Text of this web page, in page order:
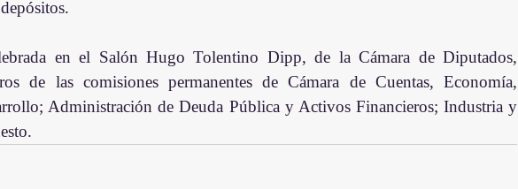
en el Salón Hugo Tolentino Dipp, de la Cámara de Diputados,
de las comisiones permanentes de Cámara de Cuentas, Economía,
Administración de Deuda Pública y Activos Financieros; Industria y